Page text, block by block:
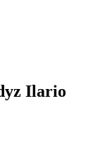
Ilario